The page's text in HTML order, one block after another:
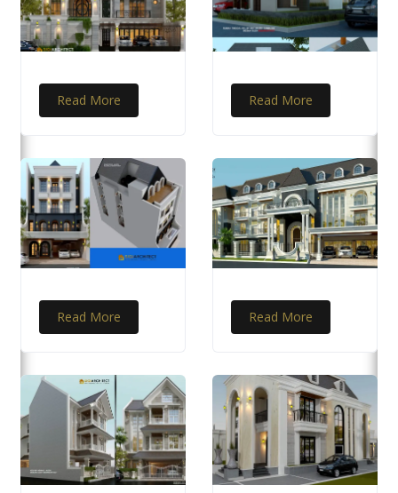
Read More Read More
Read More Read More